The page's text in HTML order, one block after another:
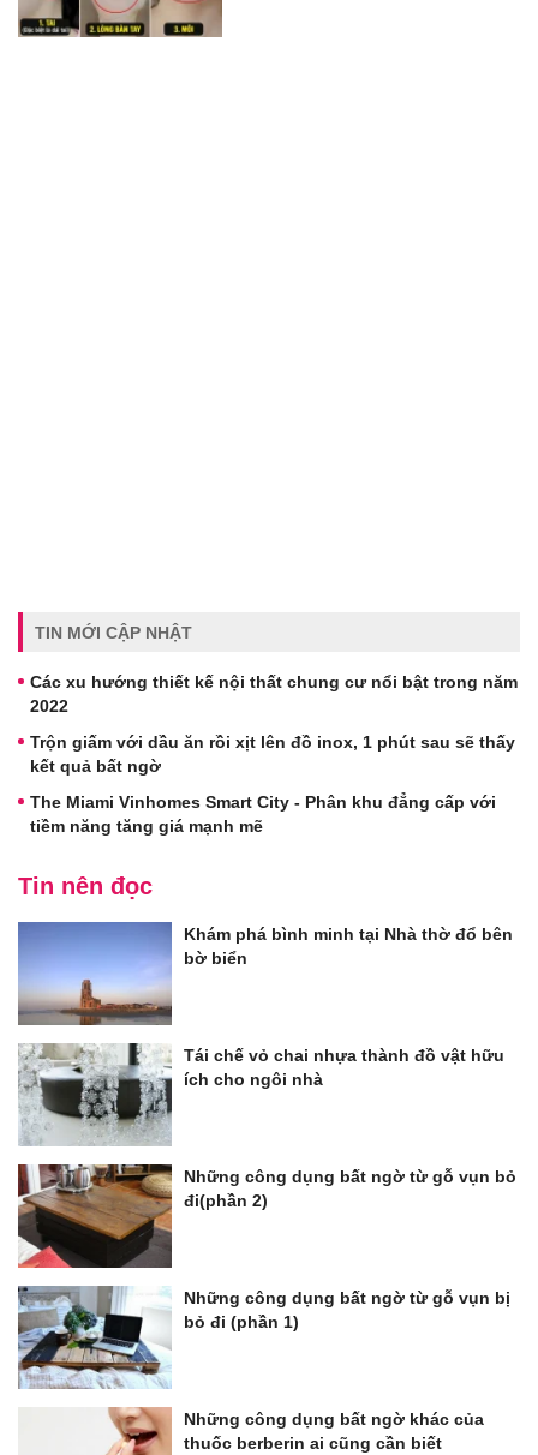
TIN MỚI CẬP NHẬT
Các xu hướng thiết kế nội thất chung cư nổi bật trong năm
2022
Trộn giấm với dầu ăn rồi xịt lên đồ inox, 1 phút sau sẽ thấy
kết quả bất ngờ
The Miami Vinhomes Smart City - Phân khu đẳng cấp với
tiềm năng tăng giá mạnh mẽ
Tin nên đọc
Khám phá bình minh tại Nhà thờ đổ bên
bờ biển
Tái chế vỏ chai nhựa thành đồ vật hữu
ích cho ngôi nhà
Những công dụng bất ngờ từ gỗ vụn bỏ
đi(phần 2)
Những công dụng bất ngờ từ gỗ vụn bị
bỏ đi (phần 1)
Những công dụng bất ngờ khác của
thuốc berberin ai cũng cần biết